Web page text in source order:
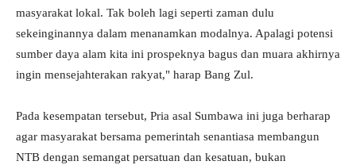
masyarakat lokal. Tak boleh lagi seperti zaman dulu
sekeinginannya dalam menanamkan modalnya. Apalagi potensi
sumber daya alam kita ini prospeknya bagus dan muara akhirnya
ingin mensejahterakan rakyat," harap Bang Zul.
Pada kesempatan tersebut, Pria asal Sumbawa ini juga berharap
agar masyarakat bersama pemerintah senantiasa membangun
NTB dengan semangat persatuan dan kesatuan, bukan